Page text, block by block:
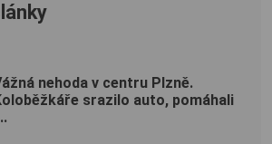
nehoda v centru Plzně.
srazilo auto, pomáhali